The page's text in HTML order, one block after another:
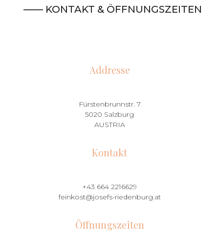
—— KONTAKT & ÖFFNUNGSZEITEN
Addresse
Fürstenbrunnstr. 7
5020 Salzburg
AUSTRIA
Kontakt
+43 664 2216629
feinkost@josefs-riedenburg.at
Öffnungszeiten